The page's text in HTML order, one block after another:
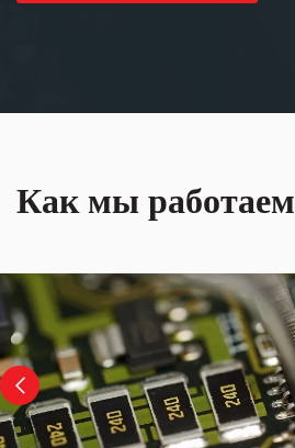
Как мы работаем